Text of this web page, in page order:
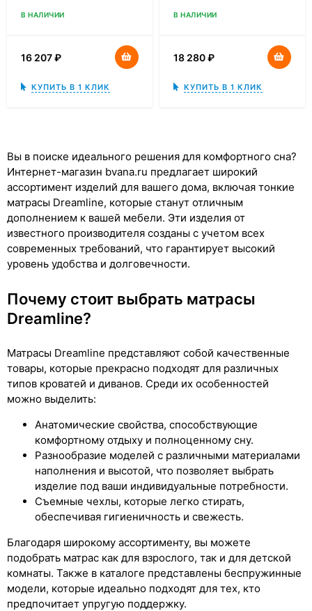
В НАЛИЧИИ
16 207₽
КУПИТЬ В 1 КЛИК
В НАЛИЧИИ
18 280₽
КУПИТЬ В 1 КЛИК
Вы в поиске идеального решения для комфортного сна?
Интернет-магазин bvana.ru предлагает широкий
ассортимент изделий для вашего дома, включая тонкие
матрасы Dreamline, которые станут отличным
дополнением к вашей мебели. Эти изделия от
известного производителя созданы с учетом всех
современных требований, что гарантирует высокий
уровень удобства и долговечности.
Почему стоит выбрать матрасы
Dreamline?
Матрасы Dreamline представляют собой качественные
товары, которые прекрасно подходят для различных
типов кроватей и диванов. Среди их особенностей
можно выделить:
Анатомические свойства, способствующие
комфортному отдыху и полноценному сну.
Разнообразие моделей с различными материалами
наполнения и высотой, что позволяет выбрать
изделие под ваши индивидуальные потребности.
Съемные чехлы, которые легко стирать,
обеспечивая гигиеничность и свежесть.
Благодаря широкому ассортименту, вы можете
подобрать матрас как для взрослого, так и для детской
комнаты. Также в каталоге представлены беспружинные
модели, которые идеально подходят для тех, кто
предпочитает упругую поддержку.